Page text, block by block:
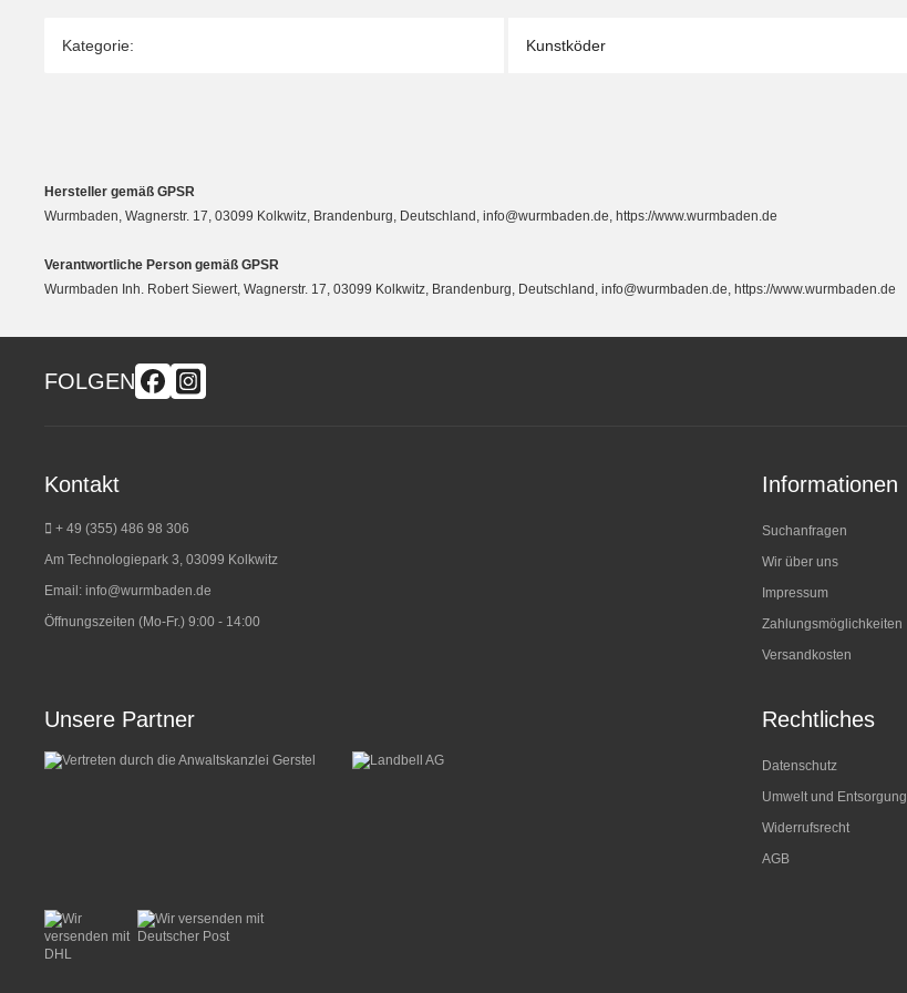
Produkteigenschaft
Wert
Kategorie: Kunstköder
Hersteller gemäß GPSR
Wurmbaden, Wagnerstr. 17, 03099 Kolkwitz, Brandenburg, Deutschland, info@wurmbaden.de, https://www.wurmbaden.de
Verantwortliche Person gemäß GPSR
Wurmbaden Inh. Robert Siewert, Wagnerstr. 17, 03099 Kolkwitz, Brandenburg, Deutschland, info@wurmbaden.de, https://www.wurmbaden.de
FOLGEN
Kontakt
+ 49 (355) 486 98 306
Am Technologiepark 3, 03099 Kolkwitz
Email: info@wurmbaden.de
Öffnungszeiten (Mo-Fr.) 9:00 - 14:00
Informationen
Suchanfragen
Wir über uns
Impressum
Zahlungsmöglichkeiten
Versandkosten
Unsere Partner Rechtliches
Datenschutz
Umwelt und Entsorgung
Widerrufsrecht
AGB